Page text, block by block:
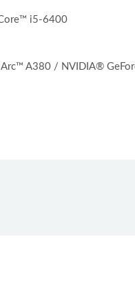
i5-6400
A380 / NVIDIA®